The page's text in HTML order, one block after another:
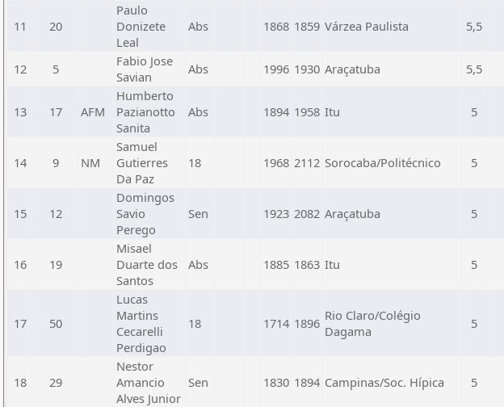
11 20
Paulo
Donizete
Leal
Abs 1868 1859 Várzea Paulista 5,5
12 5
Fabio Jose
Savian
Abs 1996 1930 Araçatuba 5,5
13 17 AFM
Humberto
Pazianotto
Sanita
Abs 1894 1958 Itu 5
14 9 NM
Samuel
Gutierres
Da Paz
18 1968 2112 Sorocaba/Politécnico 5
15 12
Domingos
Savio
Perego
Sen 1923 2082 Araçatuba 5
16 19
Misael
Duarte dos
Santos
Abs 1885 1863 Itu 5
17 50
Lucas
Martins
Cecarelli
Perdigao
18 1714 1896 Rio Claro/Colégio
Dagama
5
18 29
Nestor
Amancio
Alves Junior
Sen 1830 1894 Campinas/Soc. Hípica 5